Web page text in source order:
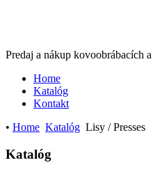
Predaj a nákup kovoobrábacích
Home
Katalóg
Kontakt
• Home Katalóg Lisy / Presses
Katalóg